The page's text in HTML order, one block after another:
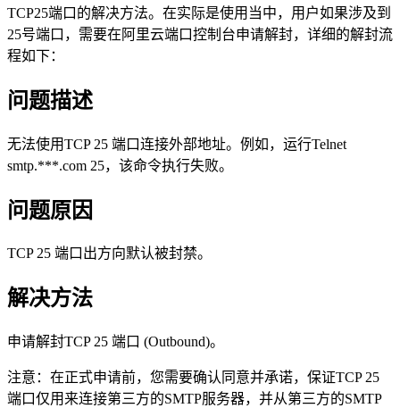
TCP25端口的解决方法。在实际是使用当中，用户如果涉及到
25号端口，需要在阿里云端口控制台申请解封，详细的解封流
程如下：
问题描述
无法使用TCP 25 端口连接外部地址。例如，运行Telnet
smtp.***.com 25，该命令执行失败。
问题原因
TCP 25 端口出方向默认被封禁。
解决方法
申请解封TCP 25 端口 (Outbound)。
注意：在正式申请前，您需要确认同意并承诺，保证TCP 25
端口仅用来连接第三方的SMTP服务器，并从第三方的SMTP